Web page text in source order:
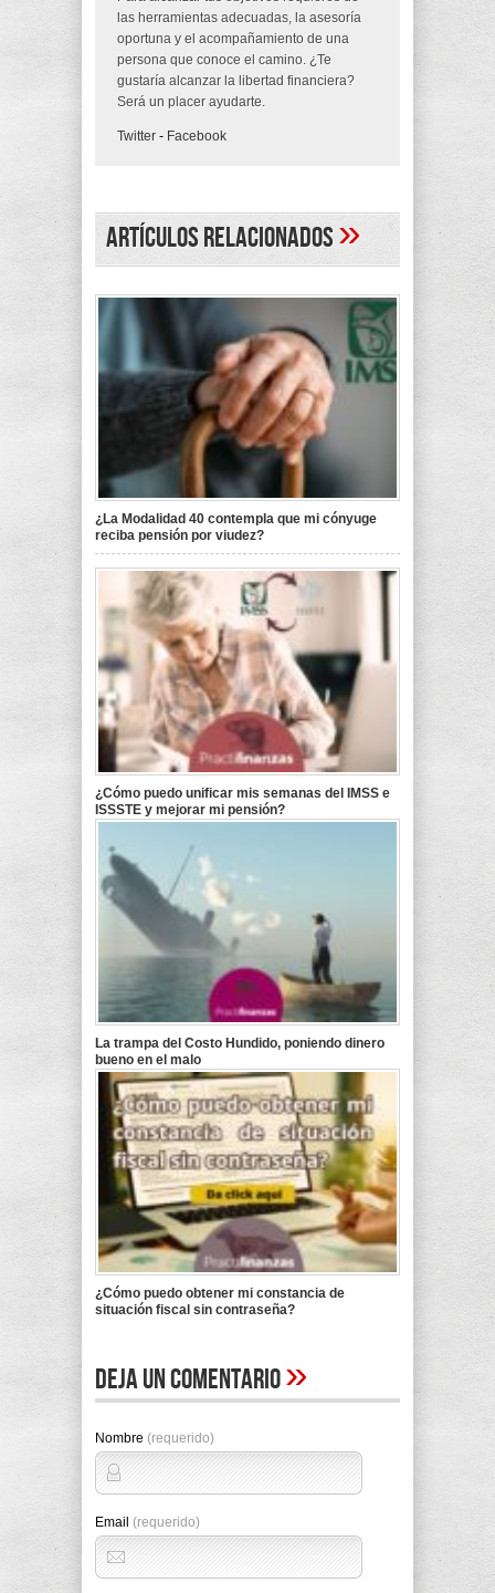
las herramientas adecuadas, la asesoría
oportuna y el acompañamiento de una
persona que conoce el camino. ¿Te
gustaría alcanzar la libertad financiera?
Será un placer ayudarte.
Twitter - Facebook
Artículos Relacionados»
¿La Modalidad 40 contempla que mi cónyuge
reciba pensión por viudez?
¿Cómo puedo unificar mis semanas del IMSS e
ISSSTE y mejorar mi pensión?
La trampa del Costo Hundido, poniendo dinero
bueno en el malo
¿Cómo puedo obtener mi constancia de
situación fiscal sin contraseña?
Deja un comentario»
Nombre (requerido)
Email (requerido)